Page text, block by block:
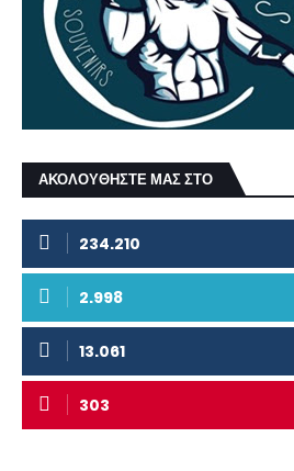
ΑΚΟΛΟΥΘΗΣΤΕ ΜΑΣ ΣΤΟ
234.210
2.998
13.061
303